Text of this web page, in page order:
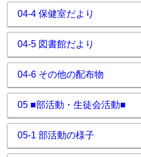
04-4 保健室だより
04-5 図書館だより
04-6 その他の配布物
05 ■部活動・生徒会活動■
05-1 部活動の様子